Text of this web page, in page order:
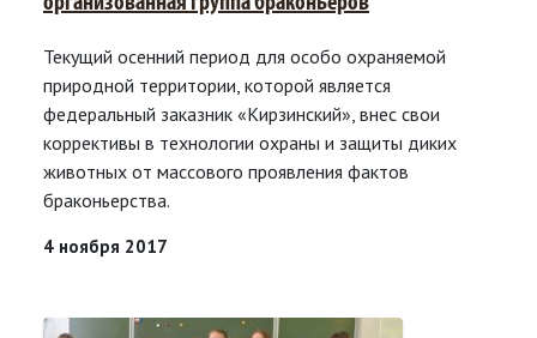
Текущий осенний период для особо охраняемой
природной территории, которой является
федеральный заказник «Кирзинский», внес свои
коррективы в технологии охраны и защиты диких
животных от массового проявления фактов
браконьерства.
4 ноября 2017